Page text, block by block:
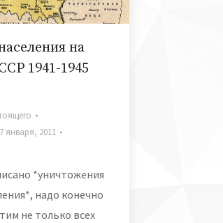
на
1941-1945
января, 2011
*уничтожения
надо конечно
не только всех